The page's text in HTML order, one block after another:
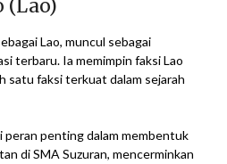
(Lao)
Lao, muncul sebagai
terbaru. Ia memimpin faksi Lao
satu faksi terkuat dalam sejarah
peran penting dalam membentuk
di SMA Suzuran, mencerminkan